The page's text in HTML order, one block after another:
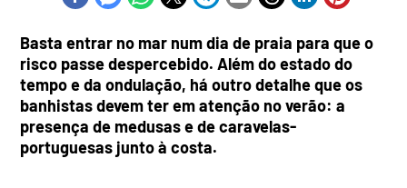
Basta entrar no mar num dia de praia para que o
risco passe despercebido. Além do estado do
tempo e da ondulação, há outro detalhe que os
banhistas devem ter em atenção no verão: a
presença de medusas e de caravelas-
portuguesas junto à costa.